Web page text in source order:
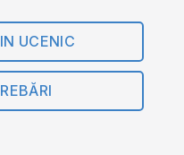
UCENIC